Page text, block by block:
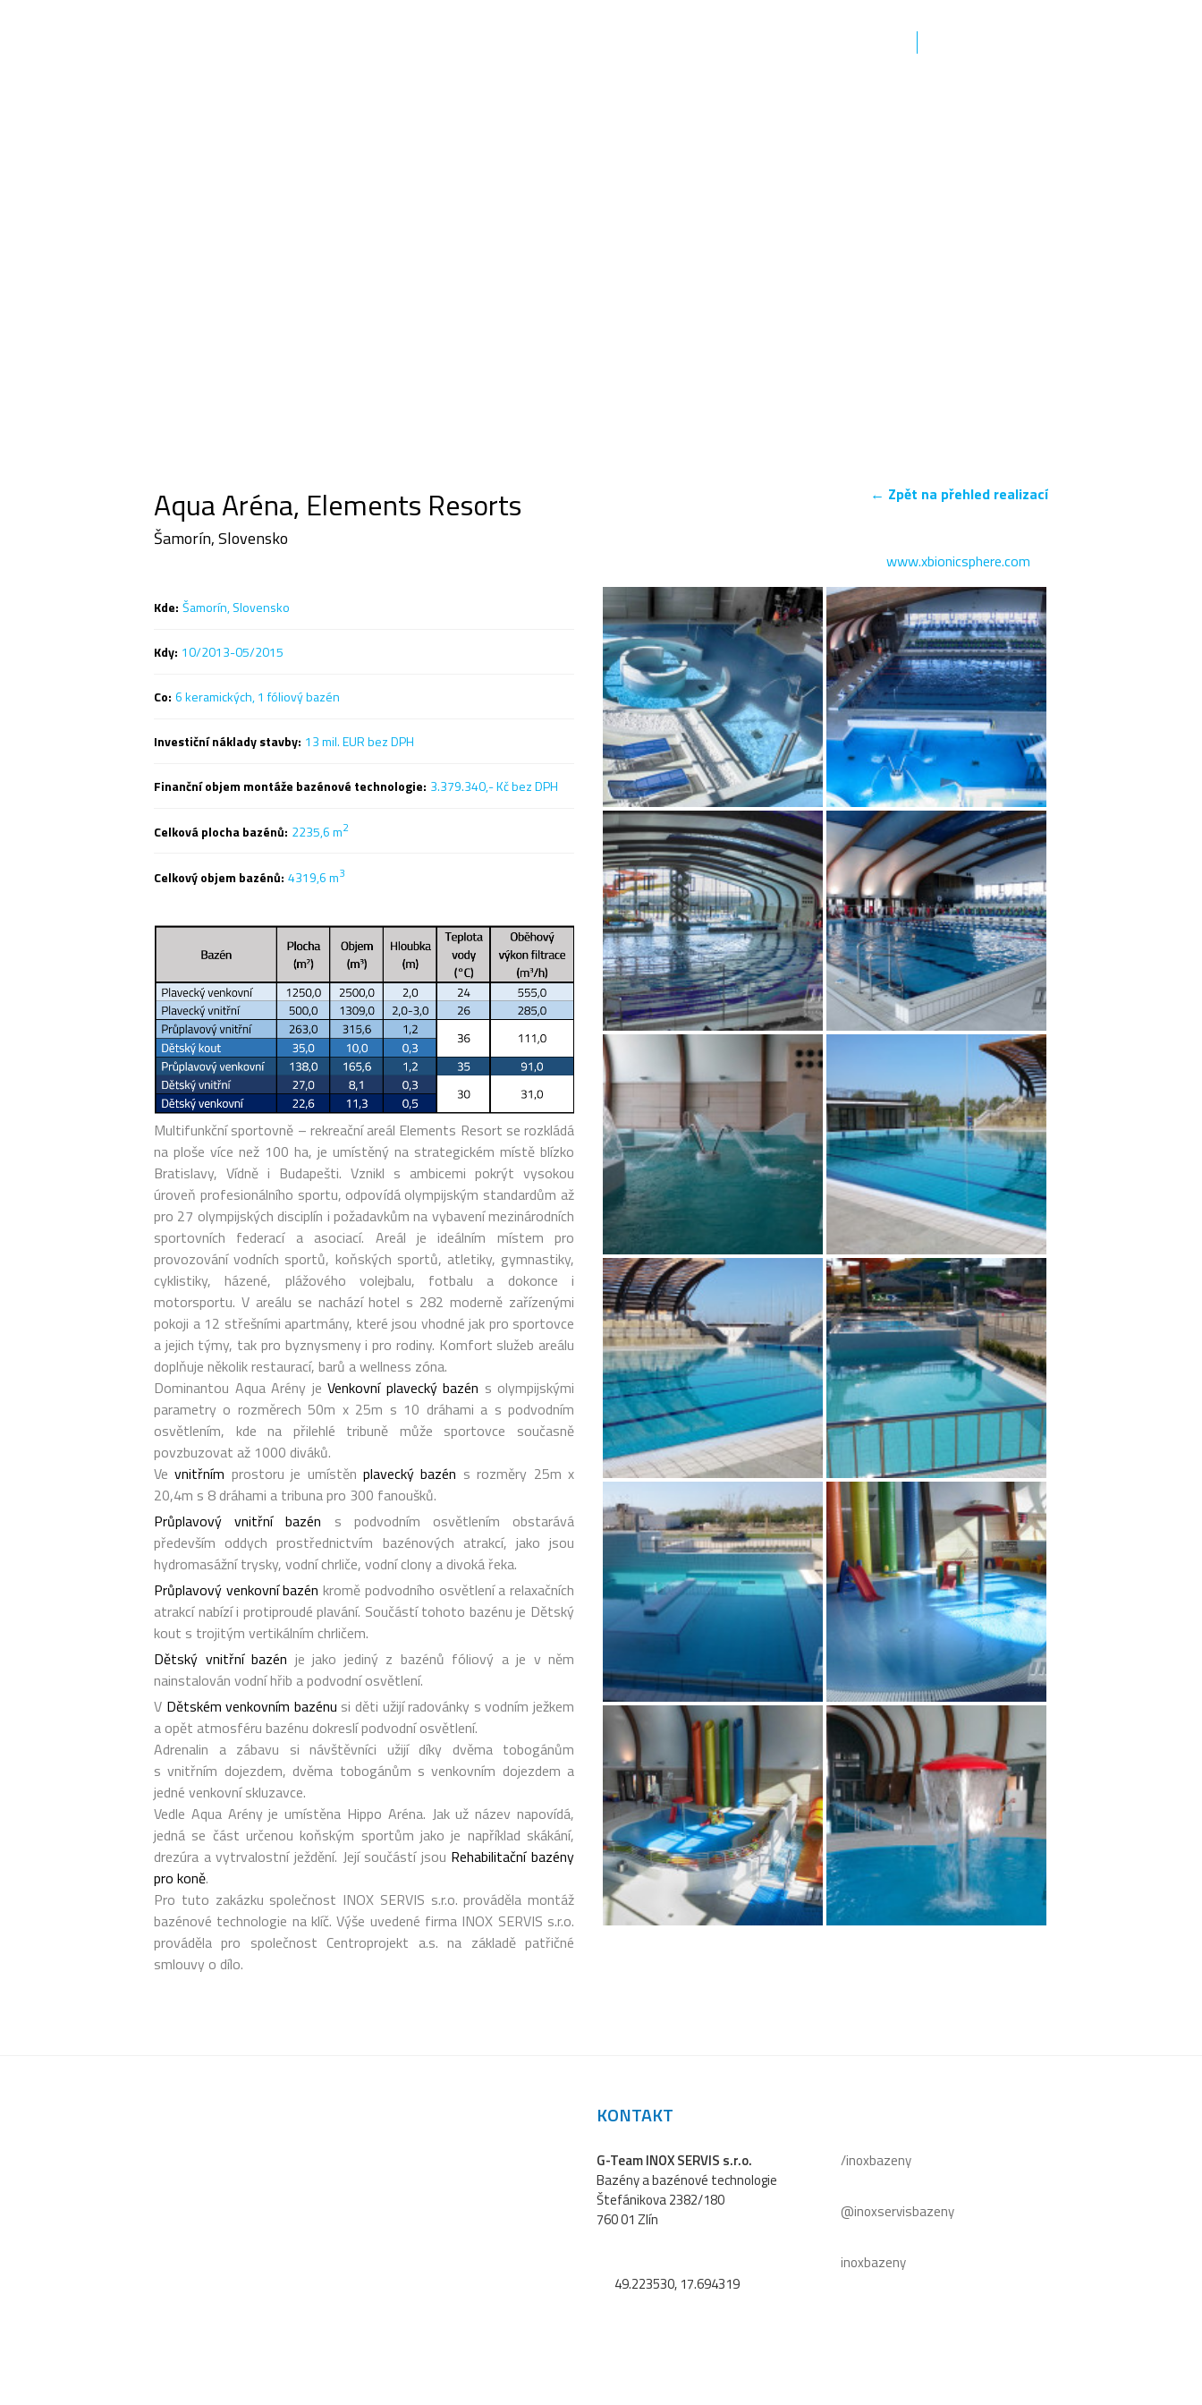
← Zpět na přehled realizací
Aqua Aréna, Elements Resorts
Šamorín, Slovensko
www.xbionicsphere.com
Kde: Šamorín, Slovensko
Kdy: 10/2013-05/2015
Co: 6 keramických, 1 fóliový bazén
Investiční náklady stavby: 13 mil. EUR bez DPH
Finanční objem montáže bazénové technologie: 3.379.340,- Kč bez DPH
Celková plocha bazénů: 2235,6 m2
Celkový objem bazénů: 4319,6 m3
Multifunkční sportovně – rekreační areál Elements Resort se rozkládá
na ploše více než 100 ha, je umístěný na strategickém místě blízko
Bratislavy, Vídně i Budapešti. Vznikl s ambicemi pokrýt vysokou
úroveň profesionálního sportu, odpovídá olympijským standardům až
pro 27 olympijských disciplín i požadavkům na vybavení mezinárodních
sportovních federací a asociací. Areál je ideálním místem pro
provozování vodních sportů, koňských sportů, atletiky, gymnastiky,
cyklistiky, házené, plážového volejbalu, fotbalu a dokonce i
motorsportu. V areálu se nachází hotel s 282 moderně zařízenými
pokoji a 12 střešními apartmány, které jsou vhodné jak pro sportovce
a jejich týmy, tak pro byznysmeny i pro rodiny. Komfort služeb areálu
doplňuje několik restaurací, barů a wellness zóna.
Dominantou Aqua Arény je Venkovní plavecký bazén s olympijskými
parametry o rozměrech 50m x 25m s 10 dráhami a s podvodním
osvětlením, kde na přilehlé tribuně může sportovce současně
povzbuzovat až 1000 diváků.
Vevnitřním prostoru je umístěnplavecký bazén s rozměry 25m x
20,4m s 8 dráhami a tribuna pro 300 fanoušků.
Průplavový vnitřní bazén s podvodním osvětlením obstarává
především oddych prostřednictvím bazénových atrakcí, jako jsou
hydromasážní trysky, vodní chrliče, vodní clony a divoká řeka.
Průplavový venkovní bazén kromě podvodního osvětlení a relaxačních
atrakcí nabízí i protiproudé plavání. Součástí tohoto bazénu je Dětský
kout s trojitým vertikálním chrličem.
Dětský vnitřní bazén je jako jediný z bazénů fóliový a je v něm
nainstalován vodní hřib a podvodní osvětlení.
V Dětském venkovním bazénu si děti užijí radovánky s vodním ježkem
a opět atmosféru bazénu dokreslí podvodní osvětlení.
Adrenalin a zábavu si návštěvníci užijí díky dvěma tobogánům
s vnitřním dojezdem, dvěma tobogánům s venkovním dojezdem a
jedné venkovní skluzavce.
Vedle Aqua Arény je umístěna Hippo Aréna. Jak už název napovídá,
jedná se část určenou koňským sportům jako je například skákání,
drezúra a vytrvalostní ježdění. Její součástí jsou Rehabilitační bazény
pro koně.
Pro tuto zakázku společnost INOX SERVIS s.r.o. prováděla montáž
bazénové technologie na klíč. Výše uvedené firma INOX SERVIS s.r.o.
prováděla pro společnost Centroprojekt a.s. na základě patřičné
smlouvy o dílo.
KONTAKT
G-Team INOX SERVIS s.r.o.
Bazény a bazénové technologie
Štefánikova 2382/180
760 01 Zlín
49.223530, 17.694319
/inoxbazeny
@inoxservisbazeny
inoxbazeny